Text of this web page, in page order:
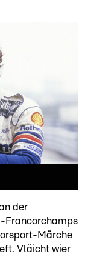
der
Francorchamps
Märche
Vläicht wier